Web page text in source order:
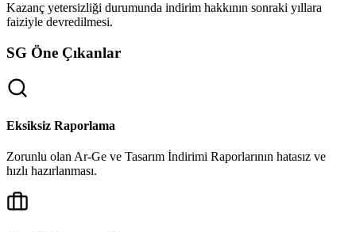
Kazanç yetersizliği durumunda indirim hakkının sonraki yıllara
faiziyle devredilmesi.
SG Öne Çıkanlar
Eksiksiz Raporlama
Zorunlu olan Ar-Ge ve Tasarım İndirimi Raporlarının hatasız ve
hızlı hazırlanması.